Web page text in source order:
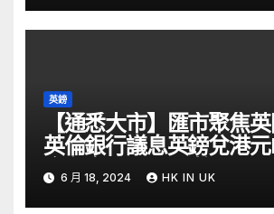
英鎊
【通悉大市】匯市聚焦
英倫銀行議息英鎊兌港
金留意 – Now 財經
6 月 18, 2024 HK IN UK